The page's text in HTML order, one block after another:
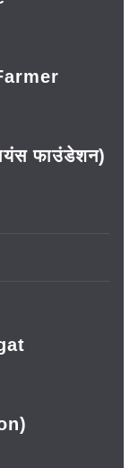
फाउंडेशन)